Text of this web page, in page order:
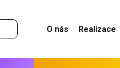
O nás Realizace